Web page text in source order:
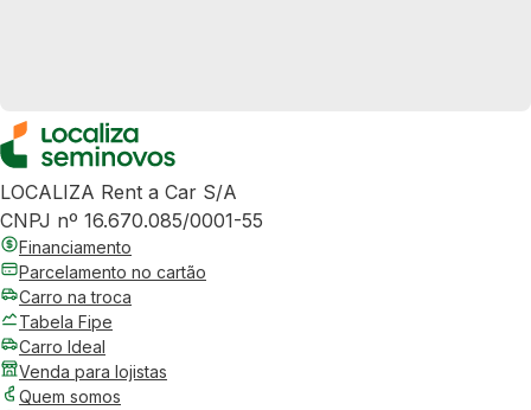
LOCALIZA Rent a Car S/A
CNPJ nº 16.670.085/0001-55
Financiamento
Parcelamento no cartão
Carro na troca
Tabela Fipe
Carro Ideal
Venda para lojistas
Quem somos